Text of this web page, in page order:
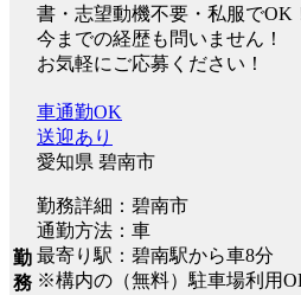
書・志望動機不要・私服でOK
今までの経歴も問いません！
お気軽にご応募ください！
勤
務
車通勤OK
送迎あり
愛知県 碧南市
勤務詳細：碧南市
通勤方法：車
最寄り駅：碧南駅から車8分
※構内の（無料）駐車場利用